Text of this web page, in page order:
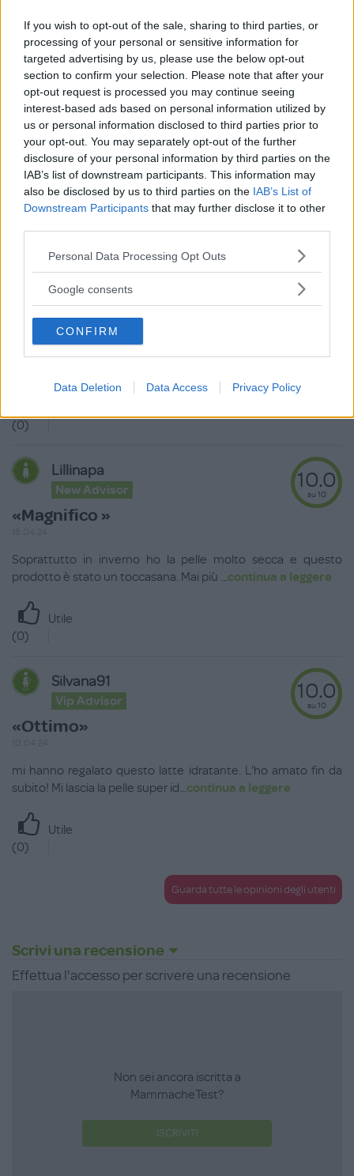
If you wish to opt-out of the sale, sharing to third parties, or
processing of your personal or sensitive information for
targeted advertising by us, please use the below opt-out
section to confirm your selection. Please note that after your
opt-out request is processed you may continue seeing
interest-based ads based on personal information utilized by
us or personal information disclosed to third parties prior to
your opt-out. You may separately opt-out of the further
disclosure of your personal information by third parties on the
IAB’s list of downstream participants. This information may
also be disclosed by us to third parties on the IAB’s List of
Downstream Participants that may further disclose it to other
Please note that this website/app uses one or more Google
not limited to your visit or usage behaviour. You may click to
use your data for below specified purposes in below Google
consent section.
Personal Data Processing Opt Outs
Google consents
CONFIRM
Data Deletion Data Access Privacy Policy
Marilu83
Advisor
«Ottima crema nutriente »
30.01.25
10.0
su 10
Di sicuro è la crema corpo che preferisco tra quelle proposte
dal marchio. Lascia la pelle morb...continua a leggere
Utile
)
Tweety2109
«Yves Rocher addicted»
05.11.24
10.0
Sono di parte, adoro i prodotti Yves Rocher! Pian piano ho
(0)
Lillinapa
New Advisor
«Magnifico »
10.0
su 10
Soprattutto in inverno ho la pelle molto secca e questo
prodotto è stato un toccasana. Mai più ...continua a leggere
Utile
(0)
Silvana91
Vip Advisor
«Ottimo»
10.0
su 10
mi hanno regalato questo latte idratante. L'ho amato fin da
subito! Mi lascia la pelle super id...continua a leggere
Utile
(0)
Guarda tutte le opinioni degli utenti
Scrivi una recensione
Effettua l'accesso per scrivere una recensione
Non sei ancora iscritta a
MammacheTest?
ISCRIVITI